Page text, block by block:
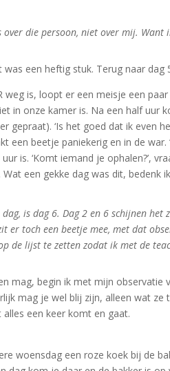
over die persoon, niet over mij. Want
een heftig stuk. Terug naar dag
weg is, loopt er een meisje een
in onze kamer is. Na een half uur
gepraat). ‘Is het goed dat ik even
een beetje paniekerig en in de
is. ‘Komt iemand je ophalen?’,
een gekke dag was dit, bedenk
dag, is dag 6. Dag 2 en 6 schijnen
er toch een beetje mee, met dat
de lijst te zetten zodat ik met de
mag, begin ik met mijn
mag je wel blij zijn, alleen wat
een keer komt en gaat.
woensdag een roze koek bij de